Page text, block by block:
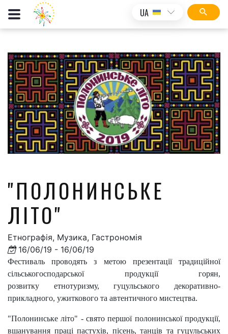
UA
"ПОЛОНИНСЬКЕ
ЛІТО"
Етнографія, Музика, Гастрономія
16/06/19 - 16/06/19
Фестиваль проводять з метою презентації традиційної
сільськогосподарської продукції горян,
розвитку етнотуризму, гуцульського декоративно-
прикладного, ужиткового та автентичного мистецтва.
"Полонинське літо" - свято першої полонинської продукції,
вшанування праці пастухів, пісень, танців та гуцульських